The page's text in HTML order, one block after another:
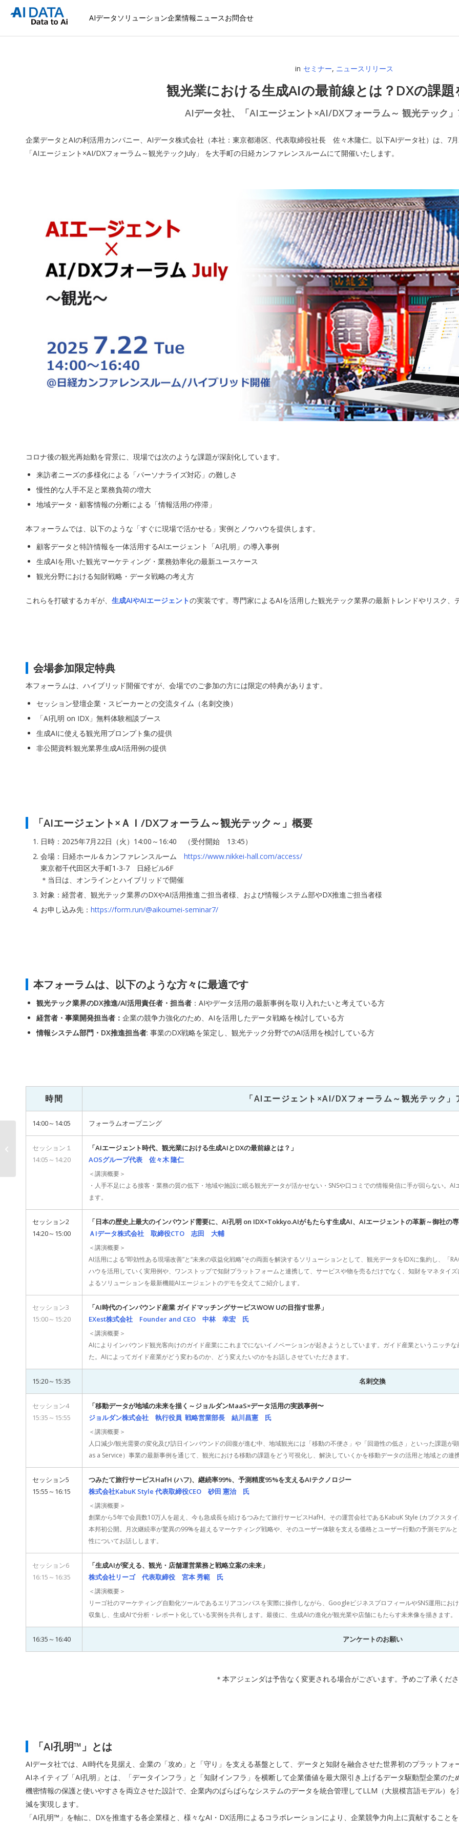
AIデータソリューション企業情報ニュースお問合せ
in セミナー, ニュースリリース
観光業における生成AIの最前線とは？DXの課題
AIデータ社、「AIエージェント×AI/DXフォーラム～ 観光テック
企業データとAIの利活用カンパニー、AIデータ株式会社（本社：東京都港区、代表取締役社長 佐々木隆仁。以下AIデータ社）は、7
「AIエージェント×AI/DXフォーラム～観光テックJuly」 を大手町の日経カンファレンスルームにて開催いたします。
コロナ後の観光再始動を背景に、現場では次のような課題が深刻化しています。
来訪者ニーズの多様化による「パーソナライズ対応」の難しさ
慢性的な人手不足と業務負荷の増大
地域データ・顧客情報の分断による「情報活用の停滞」
本フォーラムでは、以下のような「すぐに現場で活かせる」実例とノウハウを提供します。
顧客データと特許情報を一体活用するAIエージェント「AI孔明」の導入事例
生成AIを用いた観光マーケティング・業務効率化の最新ユースケース
観光分野における知財戦略・データ戦略の考え方
これらを打破するカギが、 生成AIやAIエージェントの実装です。専門家によるAIを活用した観光テック業界の最新トレンドやリスク、
会場参加限定特典
本フォーラムは、ハイブリッド開催ですが、会場でのご参加の方には限定の特典があります。
セッション登壇企業・スピーカーとの交流タイム（名刺交換）
「AI孔明 on IDX」無料体験相談ブース
生成AIに使える観光用プロンプト集の提供
非公開資料:観光業界生成AI活用例の提供
「AIエージェント×ＡＩ/DXフォーラム～観光テック～」概要
日時：2025年7月22日（火）14:00～16:40 （受付開始 13:45）
会場：日経ホール＆カンファレンスルーム https://www.nikkei-hall.com/access/
東京都千代田区大手町1-3-7 日経ビル6F
＊当日は、オンラインとハイブリッドで開催
対象：経営者、観光テック業界のDXやAI活用推進ご担当者様、および情報システム部やDX推進ご担当者様
お申し込み先： https://form.run/@aikoumei-seminar7/
本フォーラムは、以下のような方々に最適です
観光テック業界のDX推進/AI活用責任者・担当者 ：AIやデータ活用の最新事例を取り入れたいと考えている方
経営者・事業開発担当者： 企業の競争力強化のため、AIを活用したデータ戦略を検討している方
情報システム部門・DX推進担当者: 事業のDX戦略を策定し、観光テック分野でのAI活用を検討している方
時間 「AIエージェント×AI/DXフォーラム～観光テック」
14:00～14:05 フォーラムオープニング
セッション１
14:05～14:20
「AIエージェント時代、観光業における生成AIとDXの最前線とは？」
AOSグループ代表 佐々木 隆仁
＜講演概要＞
・人手不足による接客・業務の質の低下・地域や施設に眠る観光データが活かせない・SNSや口コミでの情報発信に手が回らない。
ます。
セッション2
14:20～15:00
「日本の歴史上最大のインバウンド需要に、AI孔明 on IDX×Tokkyo.AIがもたらす生成AI、AIエージェントの革新～御社の
ＡIデータ株式会社 取締役CTO 志田 大輔
＜講演概要＞
AI活用による“即効性ある現場改善”と“未来の収益化戦略”その両面を解決するソリューションとして、観光データをIDXに集約し、「
ハウを活用していく実用例や、ワンストップで知財プラットフォームと連携して、サービスや物を売るだけでなく、知財をマネタイ
よるソリューションを最新機能AIエージェントのデモを交えてご紹介します。
セッション3
15:00～15:20
「AI時代のインバウンド産業 ガイドマッチングサービスWOW Uの目指す世界」
EXest株式会社 Founder and CEO 中林 幸宏 氏
＜講演概要＞
AIによりインバウンド観光客向けのガイド産業にこれまでにないイノベーションが起きようとしています。ガイド産業というニッチ
た。AIによってガイド産業がどう変わるのか、どう変えたいのかをお話しさせていただきます。
15:20～15:35 名刺交換
セッション4
15:35～15:55
「移動データが地域の未来を描く～ジョルダンMaaS×データ活用の実践事例〜
ジョルダン株式会社 執行役員 戦略営業部長 結川昌憲 氏
＜講演概要＞
人口減少/観光需要の変化及び訪日インバウンドの回復が進む中、地域観光には「移動の不便さ」や「回遊性の低さ」といった課題
as a Service）事業の最新事例を通じて、観光における移動の課題をどう可視化し、解決していくかを移動データの活用と地域との連
セッション5
15:55～16:15
つみたて旅行サービスHafH (ハフ)、継続率99%、予測精度95%を支えるAIテクノロジー
株式会社KabuK Style 代表取締役CEO 砂田 憲治 氏
＜講演概要＞
創業から5年で会員数10万人を超え、今も急成長を続けるつみたて旅行サービスHafH。その運営会社であるKabuK Style (カブクスタ
本邦初公開。月次継続率が驚異の99%を超えるマーケティング戦略や、そのユーザー体験を支える価格とユーザー行動の予測モデル
性についてお話しします。
セッション6
16:15～16:35
「生成AIが変える、観光・店舗運営業務と戦略立案の未来」
株式会社リーゴ 代表取締役 宮本 秀範 氏
＜講演概要＞
リーゴ社のマーケティング自動化ツールであるエリアコンパスを実際に操作しながら、GoogleビジネスプロフィールやSNS運用に
収集し、生成AIで分析・レポート化している実例を共有します。最後に、生成AIの進化が観光業や店舗にもたらす未来像を描きます。
16:35～16:40 アンケートのお願い
＊本アジェンダは予告なく変更される場合がございます。予めご了承くださ
「AI孔明™」とは
AIデータ社では、AI時代を見据え、企業の「攻め」と「守り」を支える基盤として、データと知財を融合させた世界初のプラットフォ
AIネイティブ「AI孔明」とは、「データインフラ」と「知財インフラ」を横断して企業価値を最大限引き上げるデータ駆動型企業の
機密情報の保護と使いやすさを両立させた設計で、企業内のばらばらなシステムのデータを統合管理してLLM（大規模言語モデル）
減を実現します。
「AI孔明™」を軸に、DXを推進する各企業様と、様々なAI・DX活用によるコラボレーションにより、企業競争力向上に貢献すること
【無料ハイブリット
（会場・オンライン）